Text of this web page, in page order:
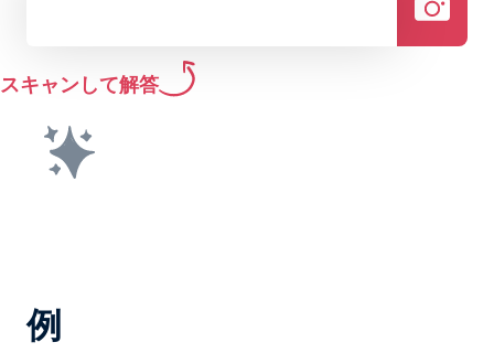
スキャンして解答
例